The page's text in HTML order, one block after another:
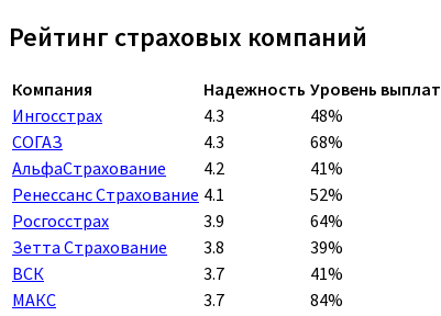
Рейтинг страховых компаний
Компания Надежность Уровень выплат
Ингосстрах
4.3 48%
СОГАЗ
4.3 68%
АльфаСтрахование
4.2 41%
Ренессанс Страхование 4.1 52%
Росгосстрах
3.9 64%
Зетта Страхование
3.8 39%
ВСК
3.7 41%
МАКС
3.7 84%